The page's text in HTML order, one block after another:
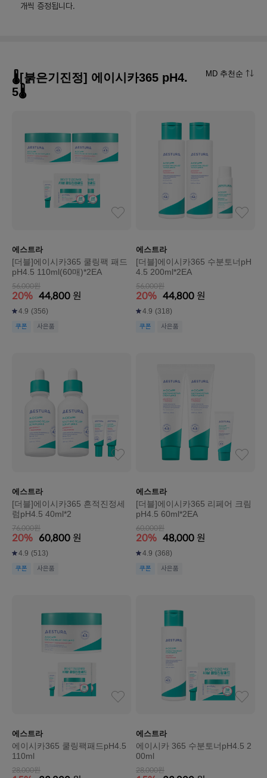
개씩 증정됩니다.
🌡[붉은기진정] 에이시카365 pH4.
5🌡
MD 추천순
에스트라
[더블]에이시카365 쿨링팩 패드
pH4.5 110ml(60매)*2EA
56,000원
20% 44,800 원
4.9 (356)
쿠폰 사은품
에스트라
[더블]에이시카365 수분토너pH
4.5 200ml*2EA
56,000원
20% 44,800 원
4.9 (318)
쿠폰 사은품
에스트라
[더블]에이시카365 흔적진정세
럼pH4.5 40ml*2
76,000원
20% 60,800 원
4.9 (513)
쿠폰 사은품
에스트라
[더블]에이시카365 리페어 크림
pH4.5 60ml*2EA
60,000원
20% 48,000 원
4.9 (368)
쿠폰 사은품
에스트라
에이시카365 쿨링팩패드pH4.5
110ml
28,000원
에스트라
에이시카 365 수분토너pH4.5 2
00ml
28,000원